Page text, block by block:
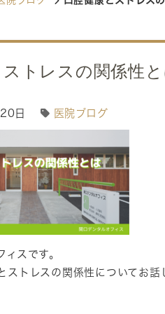
トレスの関係性
日 医院ブログ
ィスです。
ストレスの関係性についてお話